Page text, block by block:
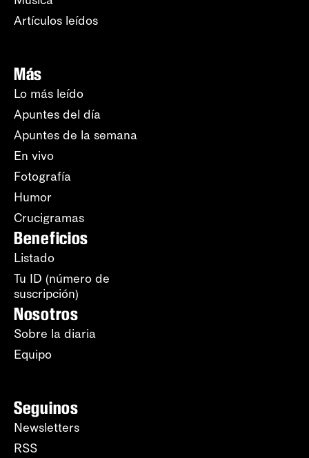
Artículos leídos
Más
Lo más leído
Apuntes del día
Apuntes de la semana
En vivo
Fotografía
Humor
Crucigramas
Beneficios
Listado
Tu ID (número de
suscripción)
Nosotros
Sobre la diaria
Equipo
Seguinos
Newsletters
RSS